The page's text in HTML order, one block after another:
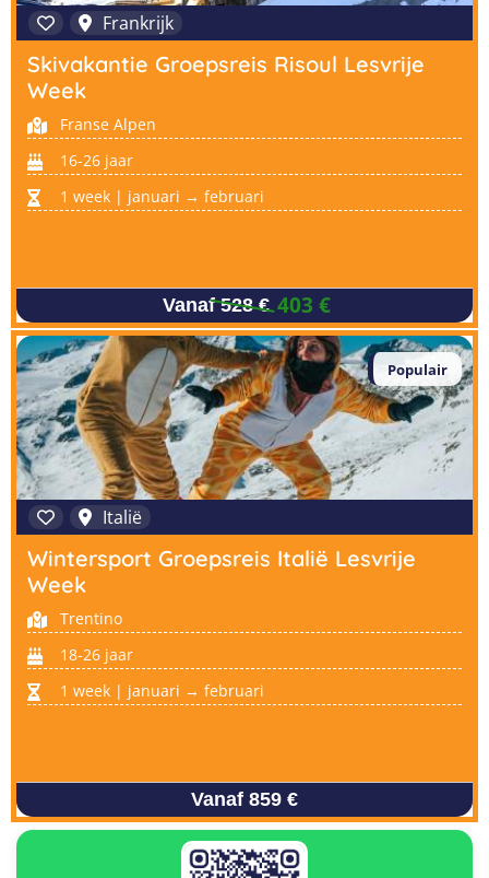
Frankrijk
Skivakantie Groepsreis Risoul Lesvrije
Week
Franse Alpen
16-26 jaar
1 week | januari → februari
Vanaf 528 € 403 €
Populair
Italië
Wintersport Groepsreis Italië Lesvrije
Week
Trentino
18-26 jaar
1 week | januari → februari
Vanaf 859 €